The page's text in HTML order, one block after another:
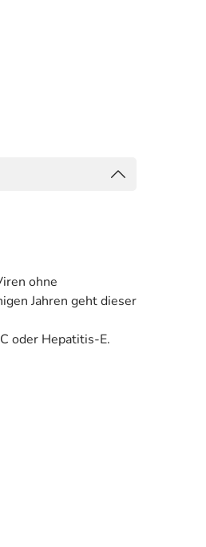
ohne
Jahren geht dieser
oder Hepatitis-E.